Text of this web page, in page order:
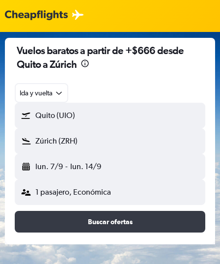
Vuelos baratos a partir de +$666 desde
Quito a Zúrich
Ida y vuelta
Quito (UIO)
Zúrich (ZRH)
lun. 7/9 - lun. 14/9
1 pasajero, Económica
Buscar ofertas